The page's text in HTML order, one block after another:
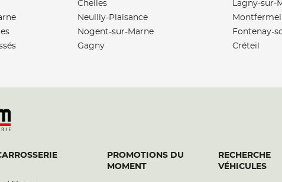
Chelles
Neuilly-Plaisance
Nogent-sur-Marne
Gagny
Lagny-sur-
Montfermeil
Fontenay-
Créteil
PROMOTIONS DU
MOMENT
RECHERCHE
VÉHICULES